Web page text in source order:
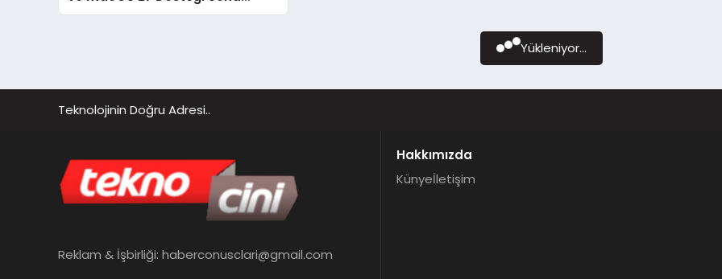
Erecek Apple Cihazları
Yükleniyor...
Teknolojinin Doğru Adresi..
Reklam & İşbirliği: haberconusclari@gmail.com
Hakkımızda
Künyeİletişim